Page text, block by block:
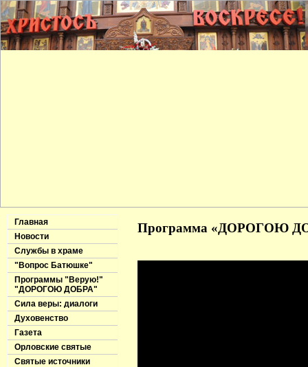
Главная
Новости
Службы в храме
"Вопрос Батюшке"
Программы "Верую!"
"ДОРОГОЮ ДОБРА"
Сила веры: диалоги
Духовенство
Газета
Орловские святые
Святые источники
Программа «ДОРОГОЮ